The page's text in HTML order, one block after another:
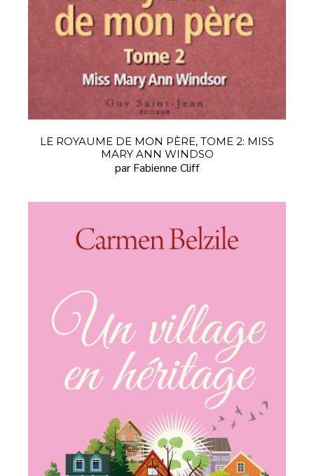
LE ROYAUME DE MON PÈRE, TOME 2: MISS
MARY ANN WINDSO
par Fabienne Cliff